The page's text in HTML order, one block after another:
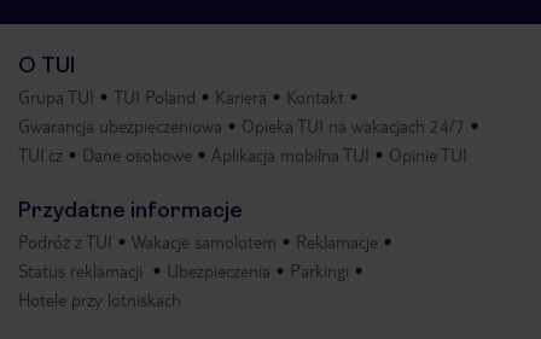
O TUI
Grupa TUI TUI Poland Kariera
Kontakt
Gwarancja ubezpieczeniowa
Opieka TUI na wakacjach 24/7
TUI.cz
Dane osobowe Aplikacja mobilna TUI Opinie TUI
Przydatne informacje
Podróż z TUI Wakacje samolotem
Reklamacje
Status reklamacji
Ubezpieczenia
Parkingi
Hotele przy lotniskach